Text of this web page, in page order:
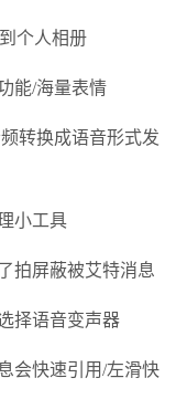
个人相册
能/海量表情
转换成语音形式发
小工具
拍屏蔽被艾特消息
择语音变声器
会快速引用/左滑快